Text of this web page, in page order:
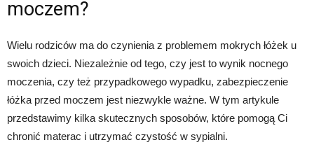
moczem?
Wielu rodziców ma do czynienia z problemem mokrych łóżek u
swoich dzieci. Niezależnie od tego, czy jest to wynik nocnego
moczenia, czy też przypadkowego wypadku, zabezpieczenie
łóżka przed moczem jest niezwykle ważne. W tym artykule
przedstawimy kilka skutecznych sposobów, które pomogą Ci
chronić materac i utrzymać czystość w sypialni.